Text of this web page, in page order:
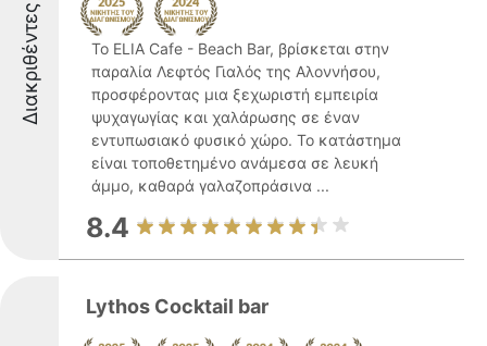
Διακριθέντες
Το ELIA Cafe - Beach Bar, βρίσκεται στην
παραλία Λεφτός Γιαλός της Αλοννήσου,
προσφέροντας μια ξεχωριστή εμπειρία
ψυχαγωγίας και χαλάρωσης σε έναν
εντυπωσιακό φυσικό χώρο. Το κατάστημα
είναι τοποθετημένο ανάμεσα σε λευκή
άμμο, καθαρά γαλαζοπράσινα ...
8.4
Lythos Cocktail bar